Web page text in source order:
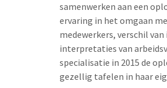
samenwerken aan een
ervaring in het omgaan
medewerkers, verschil
interpretaties van
specialisatie in 2015 de
gezellig tafelen in haar